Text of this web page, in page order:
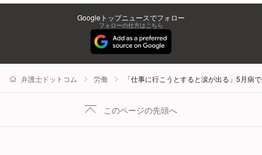
Googleトップニュースでフォロー
フォローの仕方はこちら
弁護士ドットコム 労働 「仕事に行こうとすると涙が出る」5月病
このページの先頭へ